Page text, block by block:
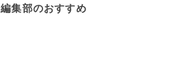
編集部のおすすめ